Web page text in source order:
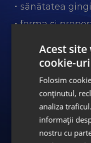
sănătatea
forma și
Planificarea
ocluzală.
În această
are nevoie de
fațete și care
Acest
cookie-uri
Folosim
conținutul,
analiza
informații
nostru cu